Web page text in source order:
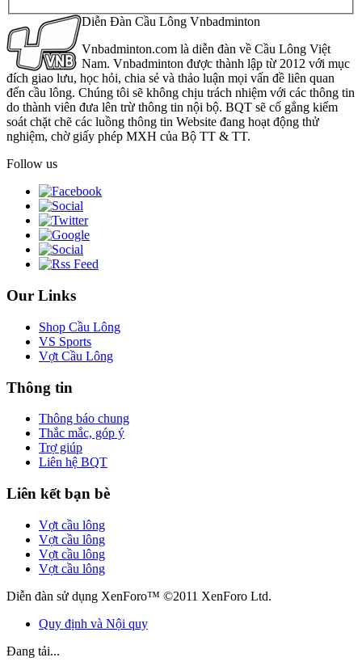
Diễn Đàn Cầu Lông Vnbadminton
Vnbadminton.com là diễn đàn về Cầu Lông Việt
Nam. Vnbadminton được thành lập từ 2012 với mục
đích giao lưu, học hỏi, chia sẻ và thảo luận mọi vấn đề liên quan
đến cầu lông. Chúng tôi sẽ không chịu trách nhiệm với các thông tin
do thành viên đưa lên trừ thông tin nội bộ. BQT sẽ cố gắng kiểm
soát chặt chẽ các luồng thông tin Website đang hoạt động thử
nghiệm, chờ giấy phép MXH của Bộ TT & TT.
Follow us
Our Links
Shop Cầu Lông
VS Sports
Vợt Cầu Lông
Thông tin
Thông báo chung
Thắc mắc, góp ý
Trợ giúp
Liên hệ BQT
Liên kết bạn bè
Vợt cầu lông
Vợt cầu lông
Vợt cầu lông
Vợt cầu lông
Diễn đàn sử dụng XenForo™ ©2011 XenForo Ltd.
Quy định và Nội quy
Đang tải...